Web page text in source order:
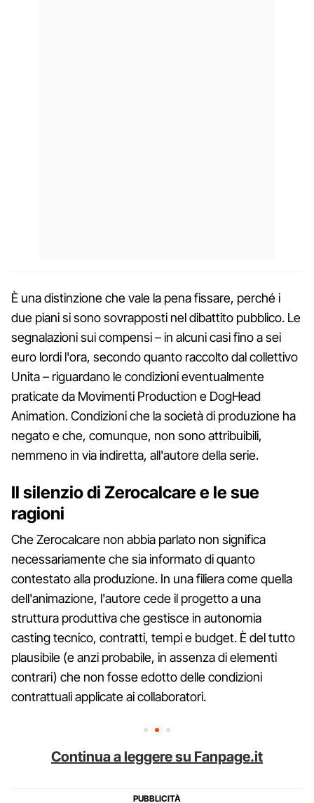
È una distinzione che vale la pena fissare, perché i
due piani si sono sovrapposti nel dibattito pubblico. Le
segnalazioni sui compensi – in alcuni casi fino a sei
euro lordi l'ora, secondo quanto raccolto dal collettivo
Unita – riguardano le condizioni eventualmente
praticate da Movimenti Production e DogHead
Animation. Condizioni che la società di produzione ha
negato e che, comunque, non sono attribuibili,
nemmeno in via indiretta, all'autore della serie.
Il silenzio di Zerocalcare e le sue
ragioni
Che Zerocalcare non abbia parlato non significa
necessariamente che sia informato di quanto
contestato alla produzione. In una filiera come quella
dell'animazione, l'autore cede il progetto a una
struttura produttiva che gestisce in autonomia
casting tecnico, contratti, tempi e budget. È del tutto
plausibile (e anzi probabile, in assenza di elementi
contrari) che non fosse edotto delle condizioni
contrattuali applicate ai collaboratori.
Continua a leggere su Fanpage.it